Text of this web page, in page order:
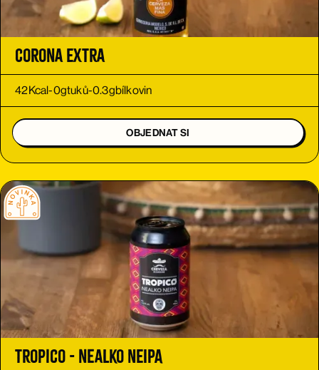
Corona Extra
42Kcal-0gtuků-0.3gbílkovin
OBJEDNAT SI
Tropico - nealko NEIPA